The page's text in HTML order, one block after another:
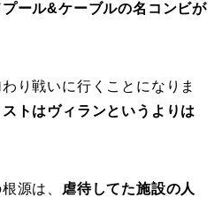
ール&ケーブルの名コンビが
り戦いに行くことになりま
トはヴィランというよりは
源は、 虐待してた施設の人